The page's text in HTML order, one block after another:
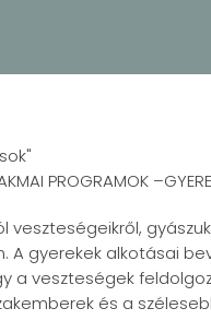
PROGRAMOK
veszteségeikről,
A gyerekek alkotásai
a veszteségek
és a